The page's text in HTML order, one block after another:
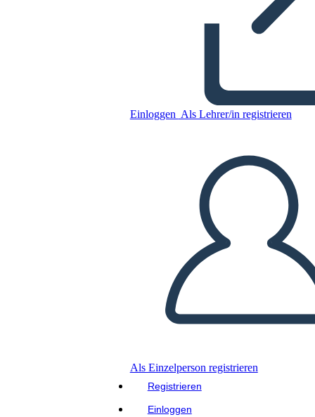
Einloggen Als Lehrer/in registrieren
Als Einzelperson registrieren
Registrieren
Einloggen
Kopieren Sie dieses Storyboard
DIASHOW ABSPIELEN
LIES MIR VOR